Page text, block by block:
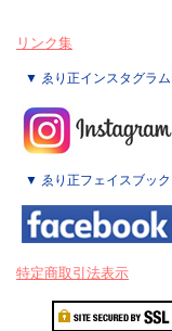
リンク集
▼ ゑり正インスタグラム
▼ ゑり正フェイスブック
特定商取引法表示